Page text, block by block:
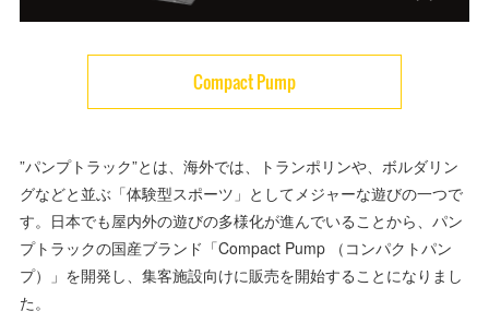
Compact Pump
”パンプトラック”とは、海外では、トランポリンや、ボルダリン
グなどと並ぶ「体験型スポーツ」としてメジャーな遊びの一つで
す。日本でも屋内外の遊びの多様化が進んでいることから、パン
プトラックの国産ブランド「Compact Pump （コンパクトパン
プ）」を開発し、集客施設向けに販売を開始することになりまし
た。